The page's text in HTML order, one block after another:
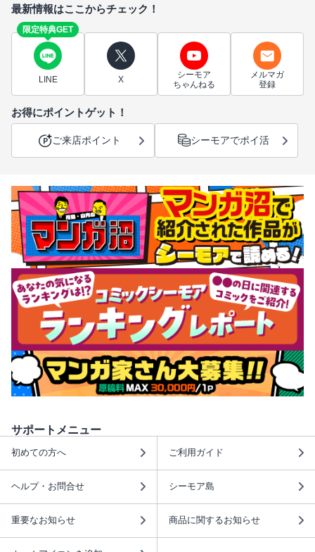
最新情報はここからチェック！
限定特典GET
LINE X
シーモア
ちゃんねる
メルマガ
登録
お得にポイントゲット！
ご来店ポイント シーモアでポイ活
サポートメニュー
初めての方へ ご利用ガイド
ヘルプ・お問合せ シーモア島
重要なお知らせ 商品に関するお知らせ